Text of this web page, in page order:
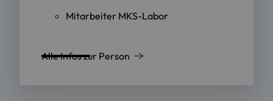
Mitarbeiter MKS-Labor
Alle Infos zur Person